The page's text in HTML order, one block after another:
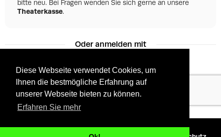
Diese Webseite verwendet Cookies, um
Ihnen die bestmögliche Erfahrung auf
unserer Webseite bieten zu können.
Erfahren Sie mehr
bitte neu. Bei Fragen wenden Sie sich gerne an unsere
Theaterkasse.
Oder anmelden mit
Facebook